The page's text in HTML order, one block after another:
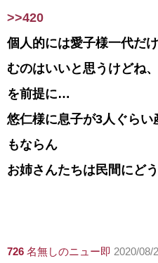
>>420
個人的には愛子様一代だ
むのはいいと思うけどね
を前提に…
悠仁様に息子が3人ぐら
もならん
お姉さんたちは民間にど
726 名無しのニュー即 2020/08/